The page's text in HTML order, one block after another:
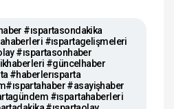
#ıspartasondakika
#ıspartagelişmeleri
#ıspartasonhaber
#güncelhaber
#haberlerısparta
#asayişhaber
#ıspartahaberleri